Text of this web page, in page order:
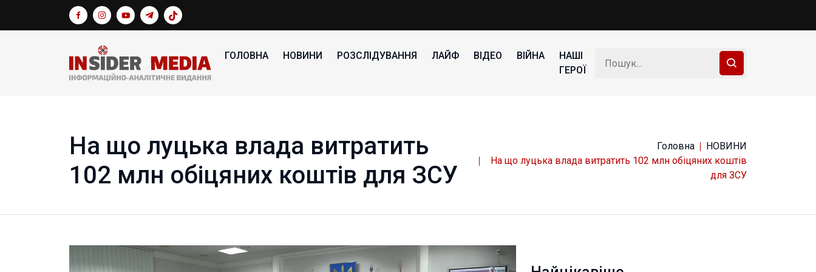
ГОЛОВНА НОВИНИ РОЗСЛІДУВАННЯ ЛАЙФ ВІДЕО ВІЙНА
НАШІ
ГЕРОЇ
На що луцька влада витратить
102 млн обіцяних коштів для ЗСУ
Головна
НОВИНИ
На що луцька влада витратить 102 млн обіцяних коштів
для ЗСУ